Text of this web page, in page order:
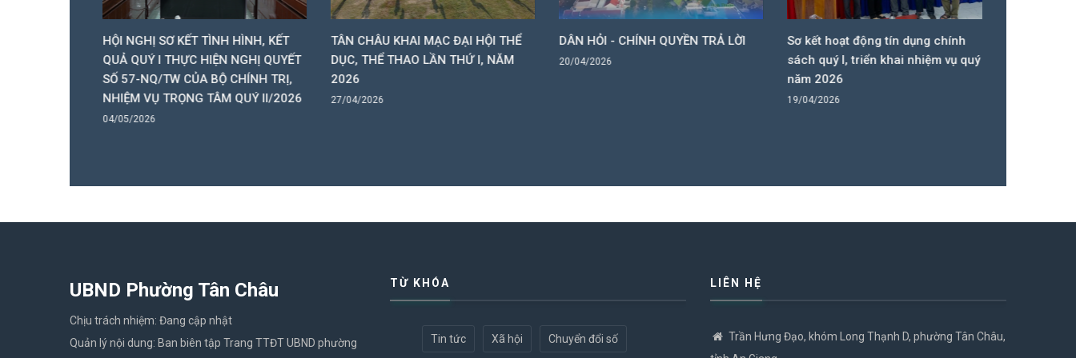
HỘI NGHỊ SƠ KẾT TÌNH HÌNH, KẾT
QUẢ QUÝ I THỰC HIỆN NGHỊ QUYẾT
SỐ 57-NQ/TW CỦA BỘ CHÍNH TRỊ,
NHIỆM VỤ TRỌNG TÂM QUÝ II/2026
04/05/2026
TÂN CHÂU KHAI MẠC ĐẠI HỘI THỂ
DỤC, THỂ THAO LẦN THỨ I, NĂM
2026
27/04/2026
DÂN HỎI - CHÍNH QUYỀN TRẢ LỜI
20/04/2026
Sơ kết hoạt động tín dụng chính
sách quý I, triển khai nhiệm vụ quý II
năm 2026
19/04/2026
UBND Phường Tân Châu
Chịu trách nhiệm: Đang cập nhật
Quản lý nội dung: Ban biên tập Trang TTĐT UBND phường
TỪ KHÓA
Tin tức Xã hội Chuyển đổi số
LIÊN HỆ
Trần Hưng Đạo, khóm Long Thạnh D, phường Tân Châu,